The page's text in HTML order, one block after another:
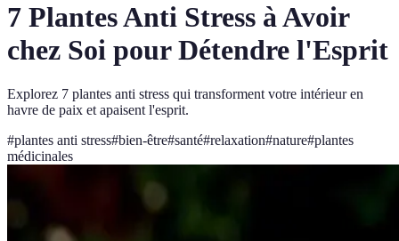
7 Plantes Anti Stress à Avoir
chez Soi pour Détendre l'Esprit
Explorez 7 plantes anti stress qui transforment votre intérieur en
havre de paix et apaisent l'esprit.
#plantes anti stress#bien-être#santé#relaxation#nature#plantes
médicinales